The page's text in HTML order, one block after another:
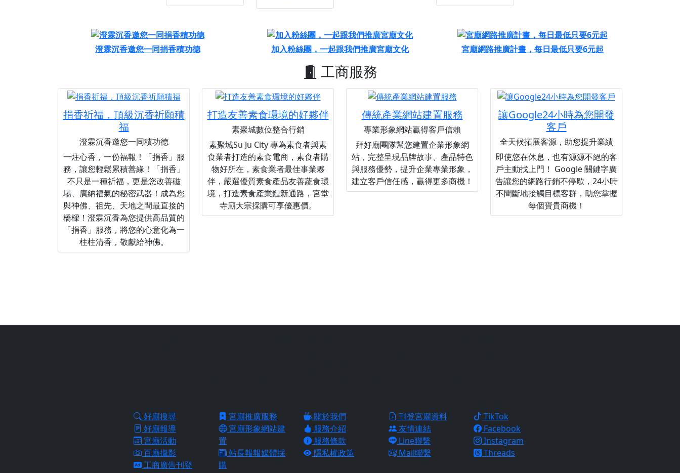
澄霖沉香邀您一同捐香積功德 加入粉絲團，一起跟我們推廣宮廟文化 宮廟網路推廣計畫，每日最低只要6元起
工商服務
捐香祈福，頂級沉香祈願積
福
澄霖沉香邀您一同積功德
一炷心香，一份福報！「捐香」服
務，讓您輕鬆累積善緣！「捐香」
不只是一種祈福，更是您改善磁
場、廣納福氣的秘密武器！成為您
與神佛、祖先、天地之間最直接的
橋樑！澄霖沉香為您提供高品質的
「捐香」服務，將您的心意化為一
柱柱清香，敬獻給神佛。
打造友善素食環境的好夥伴
素聚城數位整合行銷
素聚城Su Ju City 專為素食者與素
食業者打造的素食電商，素食者購
物好所在，素食業者最佳事業夥
伴，嚴選優質素食產品友善蔬食環
境，打造素食產業鏈新通路，宮堂
寺廟大宗採購可享優惠價。
傳統產業網站建置服務
專業形象網站贏得客戶信賴
拜好廟團隊幫您建置企業形象網
站，完整呈現品牌故事、產品特色
與服務優勢，提升企業專業形象，
建立客戶信任感，贏得更多商機！
讓Google24小時為您開發
客戶
全天候拓展客源，助您提升業績
即使您在休息，也有源源不絕的客
戶主動找上門！ Google 關鍵字廣
告讓您的網路行銷不停歇，24小時
不間斷地接觸目標客群，助您掌握
每個寶貴商機！
好廟搜尋
好廟報導
宮廟活動
百廟攝影
工商廣告刊登
宮廟推廣服務
宮廟形象網站建
置
站長報報媒體採
購
關於我們
服務介紹
服務條款
隱私權政策
刊登宮廟資料
友情連結
Line聯繫
Mail聯繫
TikTok
Facebook
Instagram
Threads